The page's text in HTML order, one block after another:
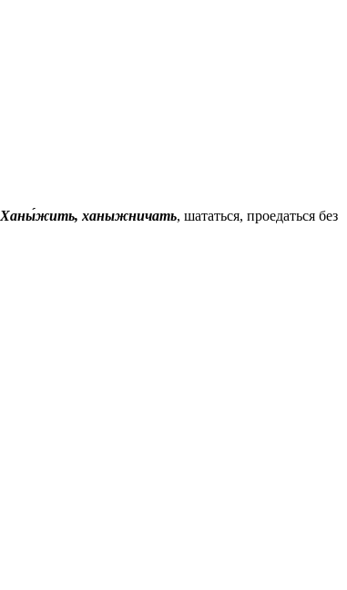
Ханы́жить, ханыжничать, шататься, проедаться без